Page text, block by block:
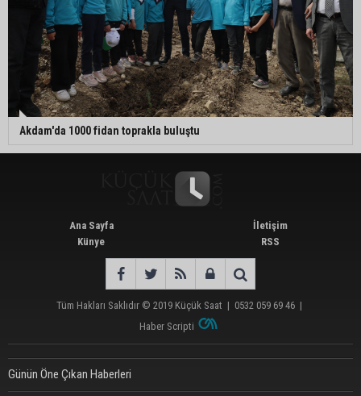
Akdam'da 1000 fidan toprakla buluştu
Ana Sayfa
Künye
İletişim
RSS
Tüm Hakları Saklıdır © 2019 Küçük Saat | 0532 059 69 46 |
Haber Scripti
Günün Öne Çıkan Haberleri